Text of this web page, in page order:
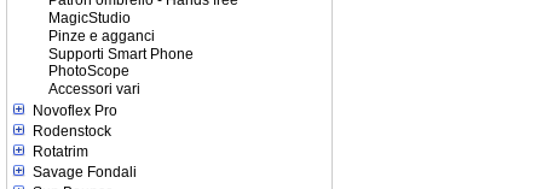
MagicStudio
Pinze e agganci
Supporti Smart Phone
PhotoScope
Accessori vari
Novoflex Pro
Rodenstock
Rotatrim
Savage Fondali